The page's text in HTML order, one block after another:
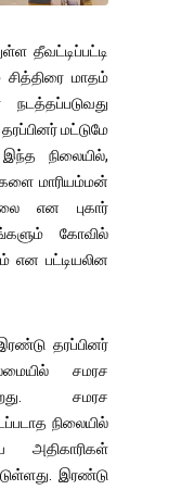
தீவட்டிப்பட்டி
மாதம்
மட்டுமே
நிலையில்,
மாரியம்மன்
என புகார்
கோவில்
என பட்டியலின
தரப்பினர்
சமரச
சமரச
நிலையில்
அதிகாரிகள்
இரண்டு